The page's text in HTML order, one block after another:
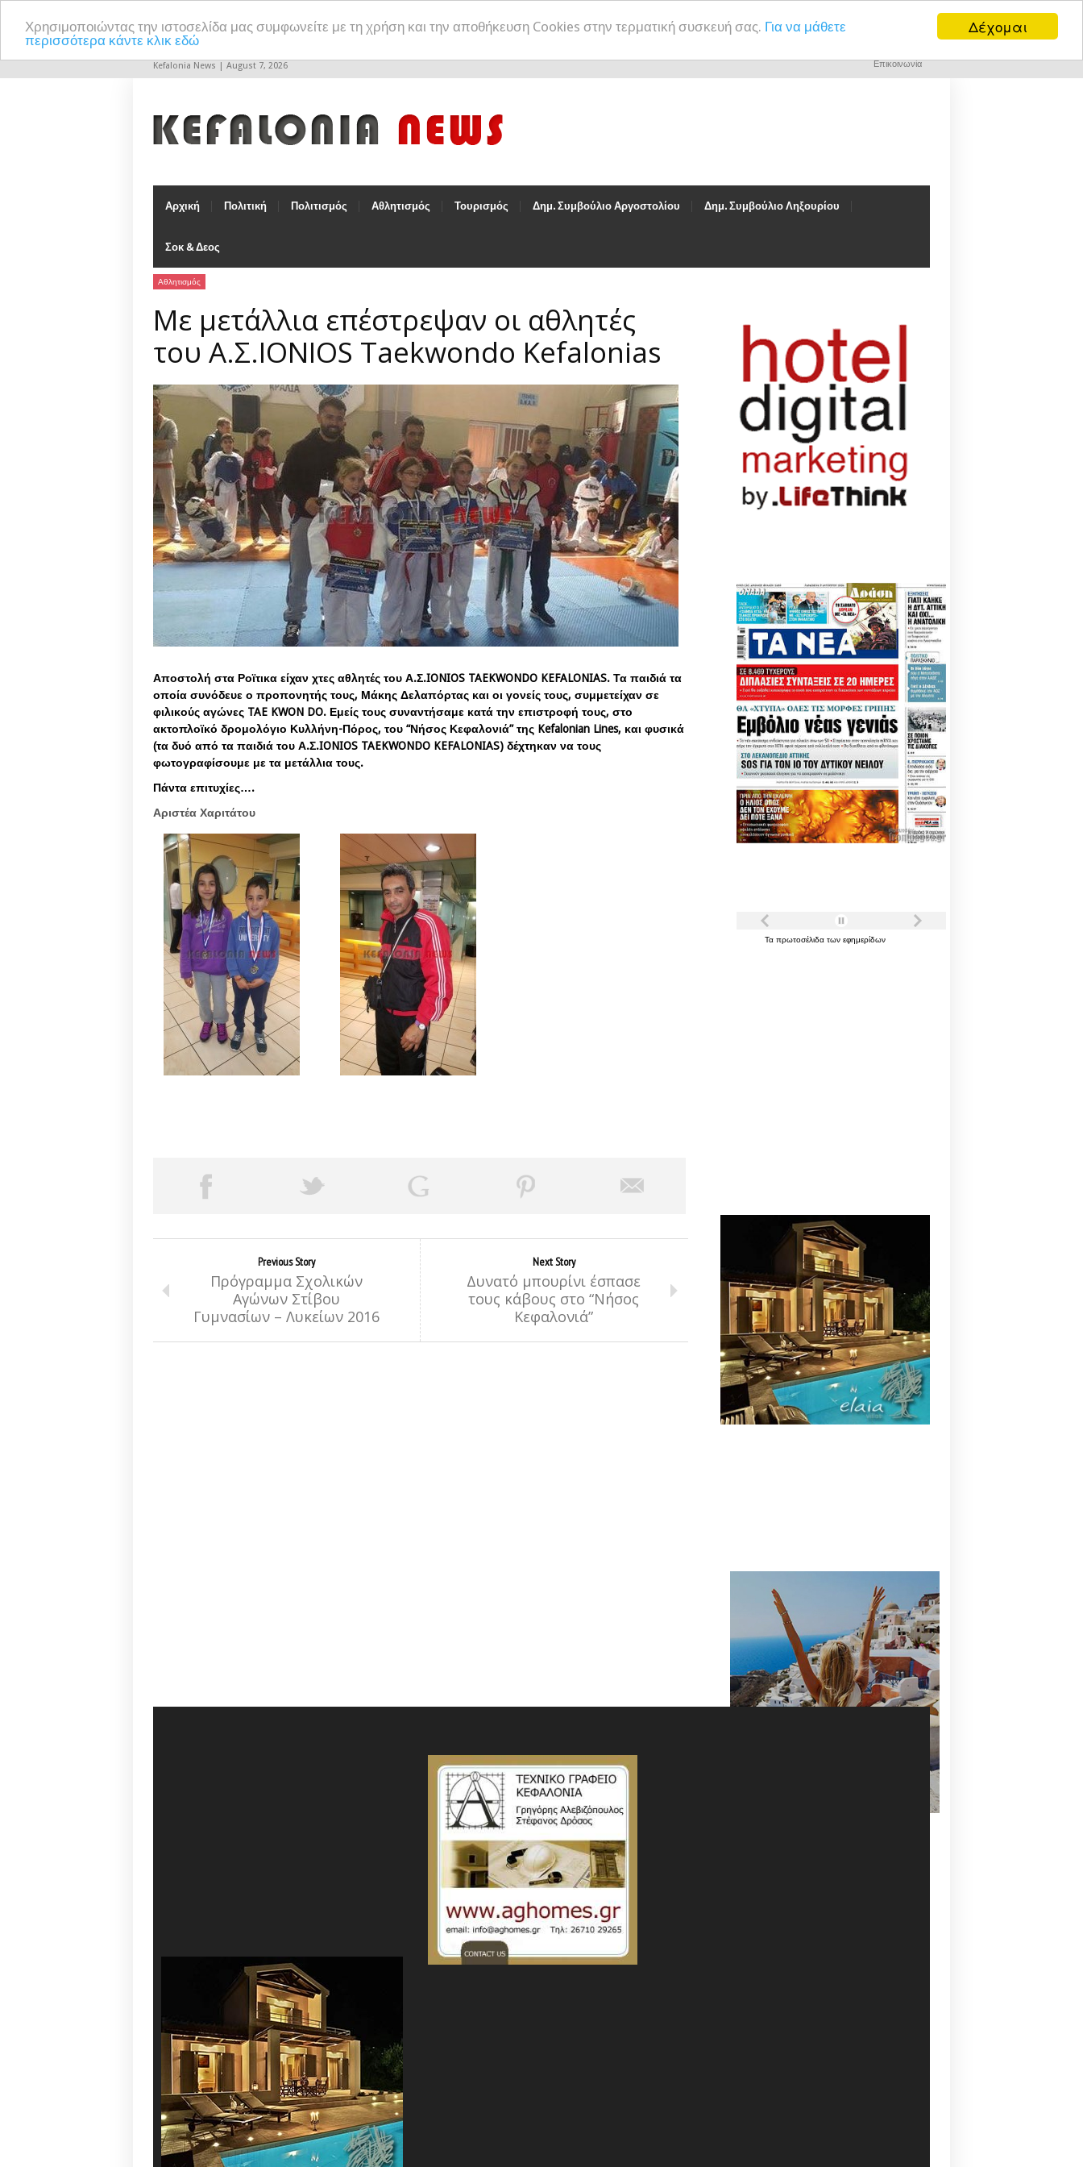
Δέχομαι
Χρησιμοποιώντας την ιστοσελίδα μας συμφωνείτε με τη χρήση και την αποθήκευση Cookies στην τερματική συσκευή σας. Για να μάθετε
περισσότερα κάντε κλικ εδώ
Kefalonia News | August 7, 2026 Επικοινωνία
Αρχική Πολιτική Πολιτισμός Αθλητισμός Τουρισμός Δημ. Συμβούλιο Αργοστολίου Δημ. Συμβούλιο Ληξουρίου
Σοκ & Δεος
Αθλητισμός
Με μετάλλια επέστρεψαν οι αθλητές
του Α.Σ.IONIOS Taekwondo Kefalonias
Αποστολή στα Ροϊτικα είχαν χτες αθλητές του Α.Σ.IONIOS TAEKWONDO KEFALONIAS. Τα παιδιά τα
οποία συνόδευε ο προπονητής τους, Μάκης Δελαπόρτας και οι γονείς τους, συμμετείχαν σε
φιλικούς αγώνες TAE KWON DO. Εμείς τους συναντήσαμε κατά την επιστροφή τους, στο
ακτοπλοϊκό δρομολόγιο Κυλλήνη-Πόρος, του “Νήσος Κεφαλονιά” της Kefalonian Lines, και φυσικά
(τα δυό από τα παιδιά του Α.Σ.IONIOS TAEKWONDO KEFALONIAS) δέχτηκαν να τους
φωτογραφίσουμε με τα μετάλλια τους.
Πάντα επιτυχίες….
Αριστέα Χαριτάτου
Previous Story
Πρόγραμμα Σχολικών
Αγώνων Στίβου
Γυμνασίων – Λυκείων 2016
Next Story
Δυνατό μπουρίνι έσπασε
τους κάβους στο “Νήσος
Κεφαλονιά”
Τα πρωτοσέλιδα των εφημερίδων